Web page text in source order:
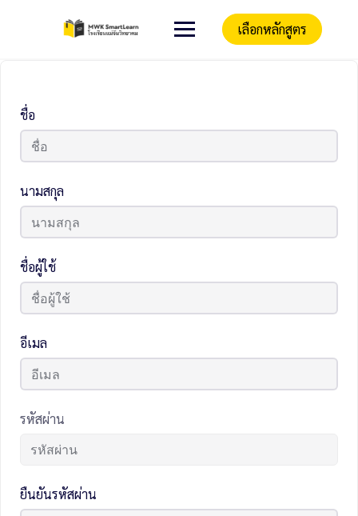
เลือกหลักสูตร
ชื่อ
นามสกุล
ชื่อผู้ใช้
อีเมล
รหัสผ่าน
ยืนยันรหัสผ่าน